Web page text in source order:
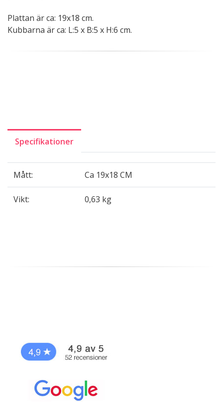
Plattan är ca: 19x18 cm.
Kubbarna är ca: L:5 x B:5 x H:6 cm.
Specifikationer
Mått: Ca 19x18 CM
Vikt: 0,63 kg